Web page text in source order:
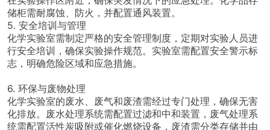
储柜需耐腐蚀、防火，并配置通风装置。
5. 安全培训与管理
化学实验室需制定严格的安全管理制度，定期对实验人员进
行安全培训，确保实验操作规范。实验室需配置安全警示标
志，明确危险区域和应急措施。
6. 环保与废物处理
化学实验室的废水、废气和废渣需经过专门处理，确保无害
化排放。废水处理系统需配置过滤和中和装置，废气处理系
统需配置活性炭吸附或催化燃烧设备，废渣需分类存储并由